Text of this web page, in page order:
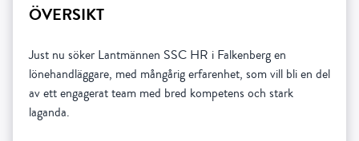
ÖVERSIKT
Just nu söker Lantmännen SSC HR i Falkenberg en
lönehandläggare, med mångårig erfarenhet, som vill bli en del
av ett engagerat team med bred kompetens och stark
laganda.